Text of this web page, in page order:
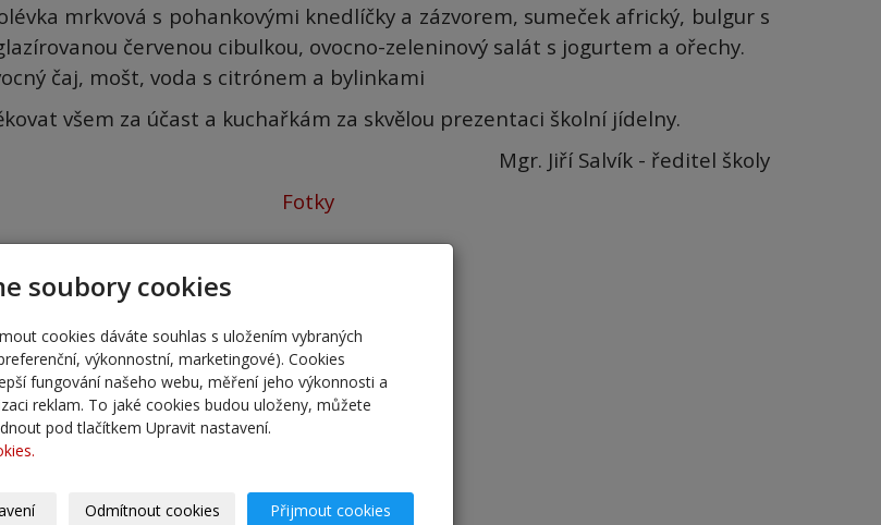
mrkvová s pohankovými knedlíčky a zázvorem, sumeček africký, bulgur s
červenou cibulkou, ovocno-zeleninový salát s jogurtem a ořechy.
čaj, mošt, voda s citrónem a bylinkami
všem za účast a kuchařkám za skvělou prezentaci školní jídelny.
Mgr. Jiří Salvík - ředitel školy
Fotky
soubory cookies
cookies dáváte souhlas s uložením vybraných
výkonnostní, marketingové). Cookies
fungování našeho webu, měření jeho výkonnosti a
reklam. To jaké cookies budou uloženy, můžete
pod tlačítkem Upravit nastavení.
Odmítnout cookies Přijmout cookies